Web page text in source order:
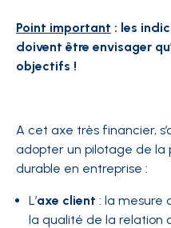
Point important : les
doivent être envisager
objectifs !
A cet axe très financier,
adopter un pilotage de
durable en entreprise :
L’axe client : la mesure
la qualité de la relation